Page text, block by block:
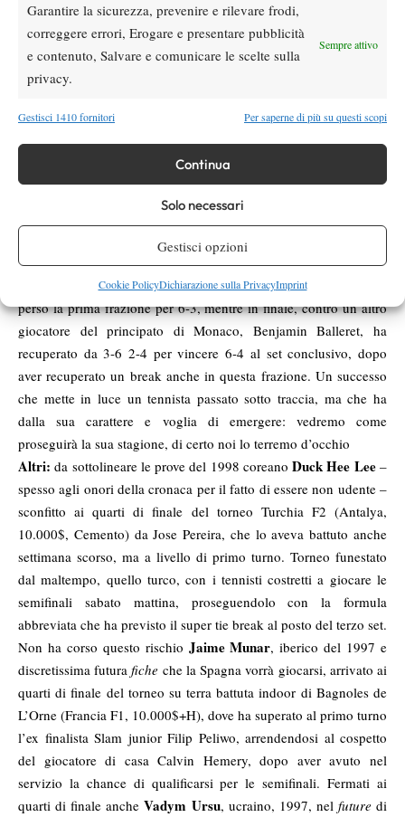
Garantire la sicurezza, prevenire e rilevare frodi,
correggere errori, Erogare e presentare pubblicità
e contenuto, Salvare e comunicare le scelte sulla
privacy.
Sempre attivo
Gestisci 1410 fornitori Per saperne di più su questi scopi
Continua
Solo necessari
Gestisci opzioni
Cookie PolicyDichiarazione sulla PrivacyImprint
interessante da raccontare a parte, e probabilmente in futuro lo
faremo. Cresciuto dal padre Brad, a cui è sempre stato affiancato
un allenatore, Deiton ha colto, da junior, vari risultati di spessore
– ha battuto Tiafoe e Coric, tra gli altri – ma la regolare istruzione
Intenzionato a diventare pro’ a tutti gli effetti a febbraio,
Baughman ha festeggiato nel migliore modo la sua settimana
Sunrise (USA F3) cogliendo un titolo ai limiti del paradossale, in
l’iberico Vega Hernandez e il koreano Kim Young Seok – in
quest’ultimo caso recuperando da 1-4 nel terzo parziale. In
semifinale si è sbarazzato del francese Bensoussan dopo aver
perso la prima frazione per 6-3, mentre in finale, contro un altro
giocatore del principato di Monaco, Benjamin Balleret, ha
recuperato da 3-6 2-4 per vincere 6-4 al set conclusivo, dopo
aver recuperato un break anche in questa frazione. Un successo
che mette in luce un tennista passato sotto traccia, ma che ha
dalla sua carattere e voglia di emergere: vedremo come
proseguirà la sua stagione, di certo noi lo terremo d’occhio
Altri:da sottolineare le prove del 1998 coreanoDuck Hee Lee–
spesso agli onori della cronaca per il fatto di essere non udente –
sconfitto ai quarti di finale del torneo Turchia F2 (Antalya,
10.000$, Cemento) da Jose Pereira, che lo aveva battuto anche
settimana scorso, ma a livello di primo turno. Torneo funestato
dal maltempo, quello turco, con i tennisti costretti a giocare le
semifinali sabato mattina, proseguendolo con la formula
abbreviata che ha previsto il super tie break al posto del terzo set.
Non ha corso questo rischio Jaime Munar, iberico del 1997 e
discretissima futurafiche che la Spagna vorrà giocarsi, arrivato ai
quarti di finale del torneo su terra battuta indoor di Bagnoles de
L’Orne (Francia F1, 10.000$+H), dove ha superato al primo turno
l’ex finalista Slam junior Filip Peliwo, arrendendosi al cospetto
del giocatore di casa Calvin Hemery, dopo aver avuto nel
servizio la chance di qualificarsi per le semifinali. Fermati ai
quarti di finale ancheVadym Ursu, ucraino, 1997, nel future di